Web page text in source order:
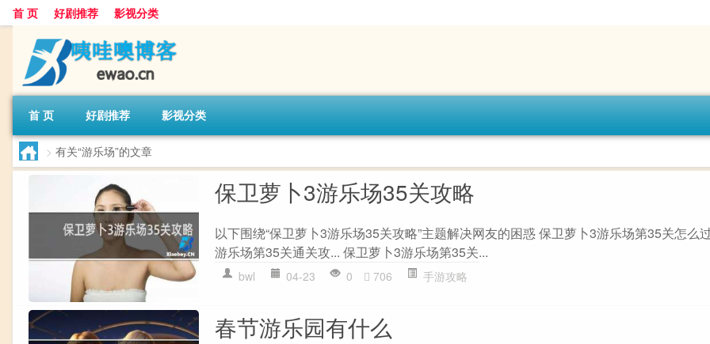
首 页 好剧推荐 影视分类
首 页 好剧推荐 影视分类
> 有关“游乐场”的文章
保卫萝卜3游乐场35关攻略
以下围绕“保卫萝卜3游乐场35关攻略”主题解决网友的困惑 保卫萝卜3游乐场第35关怎么
游乐场第35关通关攻... 保卫萝卜3游乐场第35关...
bwl 04-23 0 706 手游攻略
春节游乐园有什么